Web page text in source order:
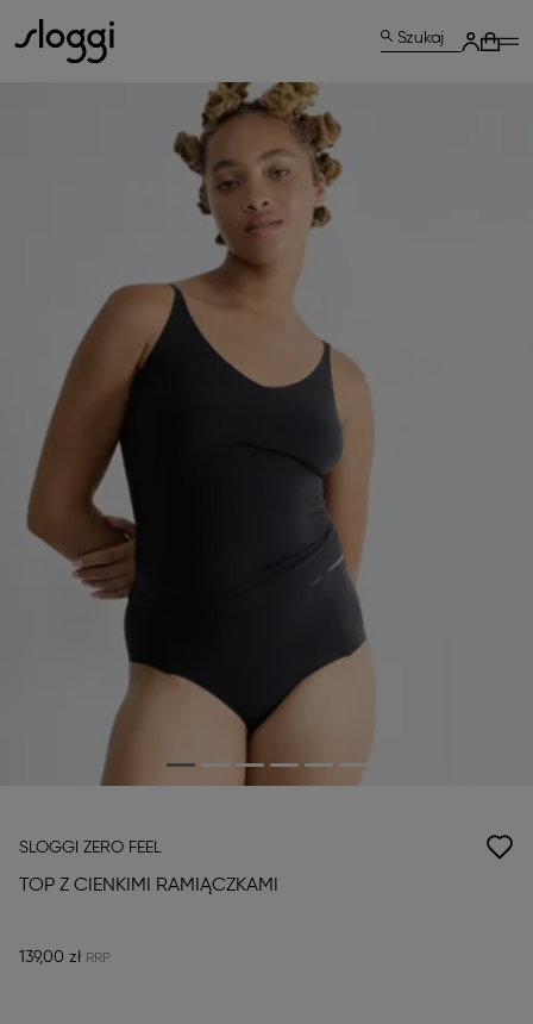
Szukaj
SLOGGI ZERO FEEL
TOP Z CIENKIMI RAMIĄCZKAMI
139,00 zł